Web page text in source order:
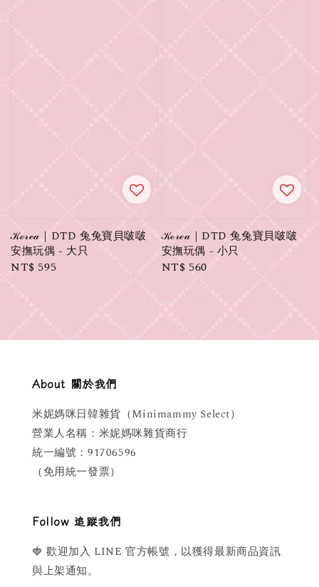
𝒦ℴ𝓇ℯ𝒶｜DTD 兔兔寶貝啵啵
安撫玩偶 - 大只
Regular
NT$ 595
𝒦ℴ𝓇ℯ𝒶｜DTD 兔兔寶貝啵啵
安撫玩偶 - 小只
Regular
NT$ 560
About 關於我們
米妮媽咪日韓雜貨（Minimammy Select）
營業人名稱：米妮媽咪雜貨商行
統一編號：91706596
（免用統一發票）
Follow 追蹤我們
🍓 歡迎加入 LINE 官方帳號，以獲得最新商品資訊
與上架通知。